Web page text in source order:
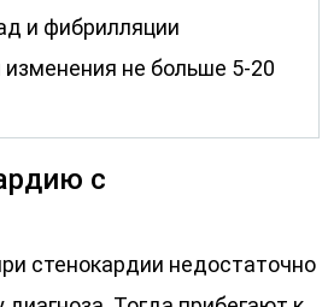
и фибрилляции
не больше 5-20
с
стенокардии недостаточно